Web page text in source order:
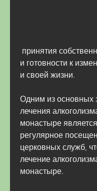
и готовности к
и своей жизни.
Одним из основных
лечения
монастыре является
регулярное
церковных служб,
лечение
монастыре.